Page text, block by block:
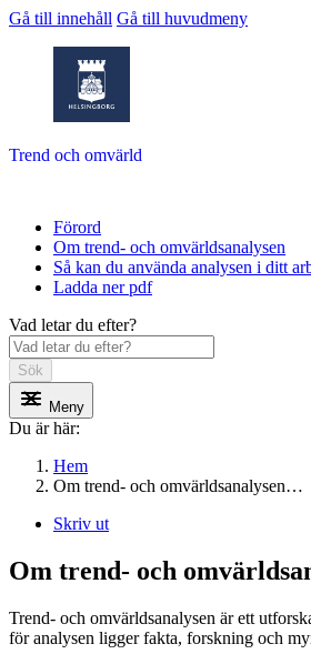
Gå till innehåll Gå till huvudmeny
Trend och omvärld
Förord
Om trend- och omvärldsanalysen
Så kan du använda analysen i ditt
Ladda ner pdf
Vad letar du efter?
Sök
Meny
Du är här:
Hem
Om trend- och omvärldsanalysen…
Skriv ut
Om trend- och
Trend- och omvärldsanalysen är ett
för analysen ligger fakta, forskning och